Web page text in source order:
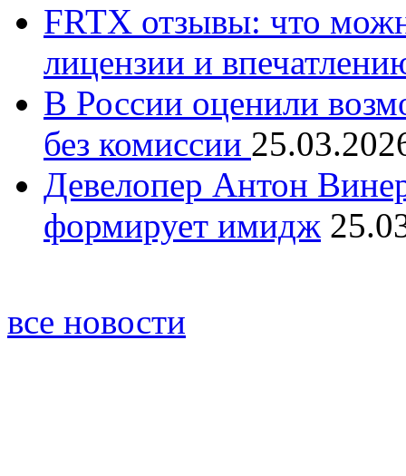
FRTX отзывы: что
лицензии и
В России оценили
без комиссии
Девелопер Антон
формирует имидж
все новости